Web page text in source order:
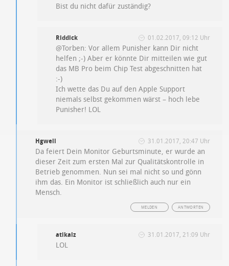
Bist du nicht dafür zuständig?
Riddick 01.02.2017, 09:12 Uhr
@Torben: Vor allem Punisher kann Dir nicht
helfen ;-) Aber er könnte Dir mitteilen wie gut
das MB Pro beim Chip Test abgeschnitten hat
:-)
Ich wette das Du auf den Apple Support
niemals selbst gekommen wärst – hoch lebe
Punisher! LOL
Hgwell 31.01.2017, 20:47 Uhr
Da feiert Dein Monitor Geburtsminute, er wurde an
dieser Zeit zum ersten Mal zur Qualitätskontrolle in
Betrieb genommen. Nun sei mal nicht so und gönn
ihm das. Ein Monitor ist schließlich auch nur ein
Mensch.
ANTWORTEN
MELDEN
atikalz 31.01.2017, 21:09 Uhr
LOL